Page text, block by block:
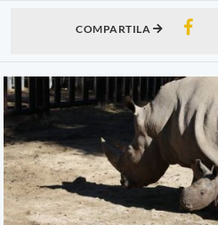
COMPARTILA